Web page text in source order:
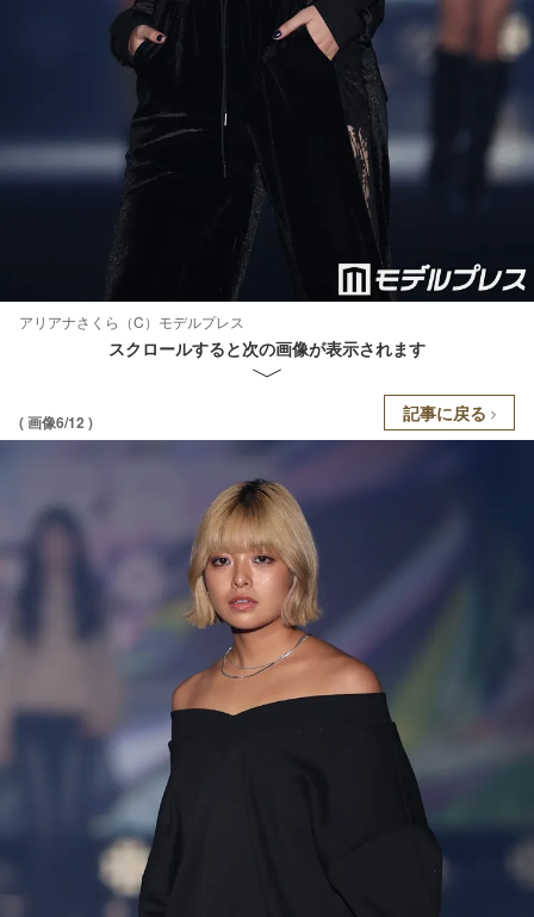
アリアナさくら（C）モデルプレス
スクロールすると次の画像が表示されます
( 画像6/12 ) 記事に戻る